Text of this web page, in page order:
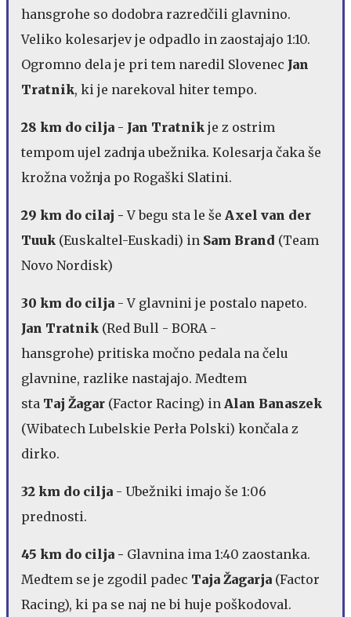
hansgrohe so dodobra razredčili glavnino.
Veliko kolesarjev je odpadlo in zaostajajo 1:10.
Ogromno dela je pri tem naredil Slovenec Jan
Tratnik, ki je narekoval hiter tempo.
28 km do cilja - Jan Tratnik je z ostrim
tempom ujel zadnja ubežnika. Kolesarja čaka še
krožna vožnja po Rogaški Slatini.
29 km do cilaj -V begu sta le še Axel van der
Tuuk (Euskaltel-Euskadi) in Sam Brand (Team
Novo Nordisk)
30 km do cilja - V glavnini je postalo napeto.
Jan Tratnik (Red Bull - BORA -
hansgrohe) pritiska močno pedala na čelu
glavnine, razlike nastajajo. Medtem
sta Taj Žagar (Factor Racing) in Alan Banaszek
(Wibatech Lubelskie Perła Polski) končala z
dirko.
32 km do cilja - Ubežniki imajo še 1:06
prednosti.
45 km do cilja - Glavnina ima 1:40 zaostanka.
Medtem se je zgodil padec Taja Žagarja (Factor
Racing), ki pa se naj ne bi huje poškodoval.